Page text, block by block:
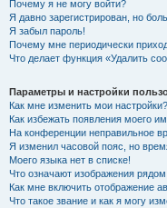
Почему я не могу войти?
Я давно зарегистрирован, но
Я забыл пароль!
Почему мне периодически
Что делает функция «Удалить
Параметры и настройки
Как мне изменить мои настройки?
Как избежать появления моего
На конференции неправильное
Я изменил часовой пояс, но
Моего языка нет в списке!
Что означают изображения
Как мне включить отображение
Что такое звание и как я могу